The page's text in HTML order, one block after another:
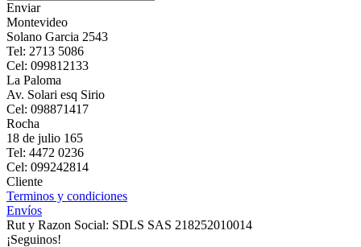
Enviar
Montevideo
Solano Garcia 2543
Tel: 2713 5086
Cel: 099812133
La Paloma
Av. Solari esq Sirio
Cel: 098871417
Rocha
18 de julio 165
Tel: 4472 0236
Cel: 099242814
Cliente
Terminos y condiciones
Envíos
Rut y Razon Social: SDLS SAS 218252010014
¡Seguinos!